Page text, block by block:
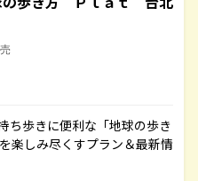
ち歩きに便利な「地球の歩き
楽しみ尽くすプラン＆最新情